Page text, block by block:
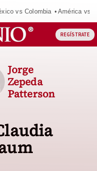
vs Colombia América vs
REGÍSTRATE
Jorge
Zepeda
Patterson